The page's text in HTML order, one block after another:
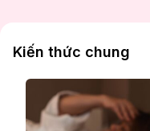
Kiến thức chung